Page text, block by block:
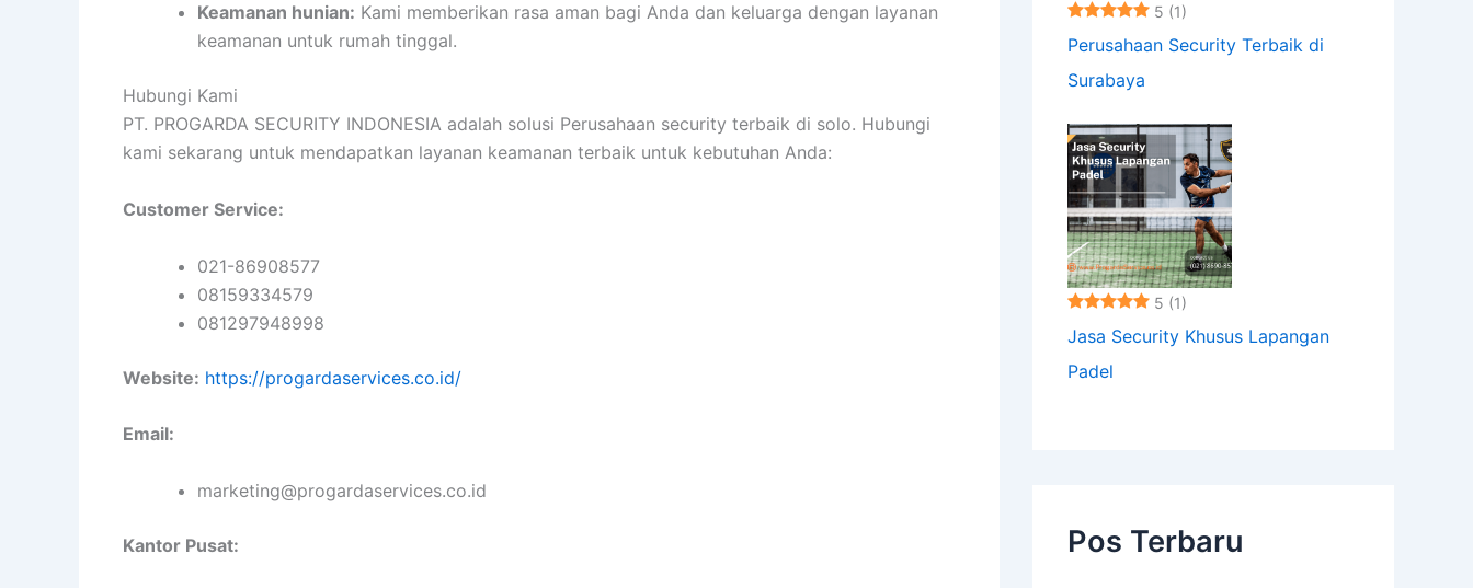
Keamanan hunian: Kami memberikan rasa aman bagi Anda dan keluarga dengan layanan
keamanan untuk rumah tinggal.
Hubungi Kami
PT. PROGARDA SECURITY INDONESIA adalah solusi Perusahaan security terbaik di solo. Hubungi
kami sekarang untuk mendapatkan layanan keamanan terbaik untuk kebutuhan Anda:
Customer Service:
021-86908577
08159334579
081297948998
Website: https://progardaservices.co.id/
Email:
marketing@progardaservices.co.id
Kantor Pusat:
5 (1)
Perusahaan Security Terbaik di
Surabaya
5 (1)
Jasa Security Khusus Lapangan
Padel
Pos Terbaru